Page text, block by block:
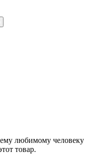
любимому человеку
товар.